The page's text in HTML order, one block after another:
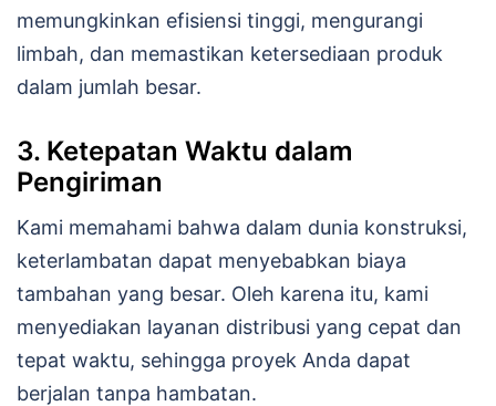
memungkinkan efisiensi tinggi, mengurangi
limbah, dan memastikan ketersediaan produk
dalam jumlah besar.
3. Ketepatan Waktu dalam
Pengiriman
Kami memahami bahwa dalam dunia konstruksi,
keterlambatan dapat menyebabkan biaya
tambahan yang besar. Oleh karena itu, kami
menyediakan layanan distribusi yang cepat dan
tepat waktu, sehingga proyek Anda dapat
berjalan tanpa hambatan.